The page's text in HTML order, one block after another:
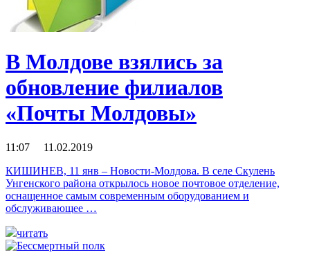
В Молдове взялись за
обновление филиалов
«Почты Молдовы»
11:07 11.02.2019
КИШИНЕВ, 11 янв – Новости-Молдова. В селе Скулень
Унгенского района открылось новое почтовое отделение,
оснащенное самым современным оборудованием и
обслуживающее …
читать